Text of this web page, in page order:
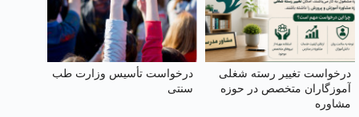
درخواست تغییر رسته شغلی
آموزگاران متخصص در حوزه
مشاوره
درخواست تأسیس وزارت طب
سنتی